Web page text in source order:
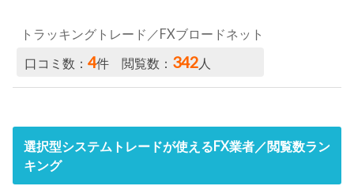
トラッキングトレード／FXブロードネット
口コミ数：4件 閲覧数： 342人
選択型システムトレードが使えるFX業者／閲覧数ラン
キング